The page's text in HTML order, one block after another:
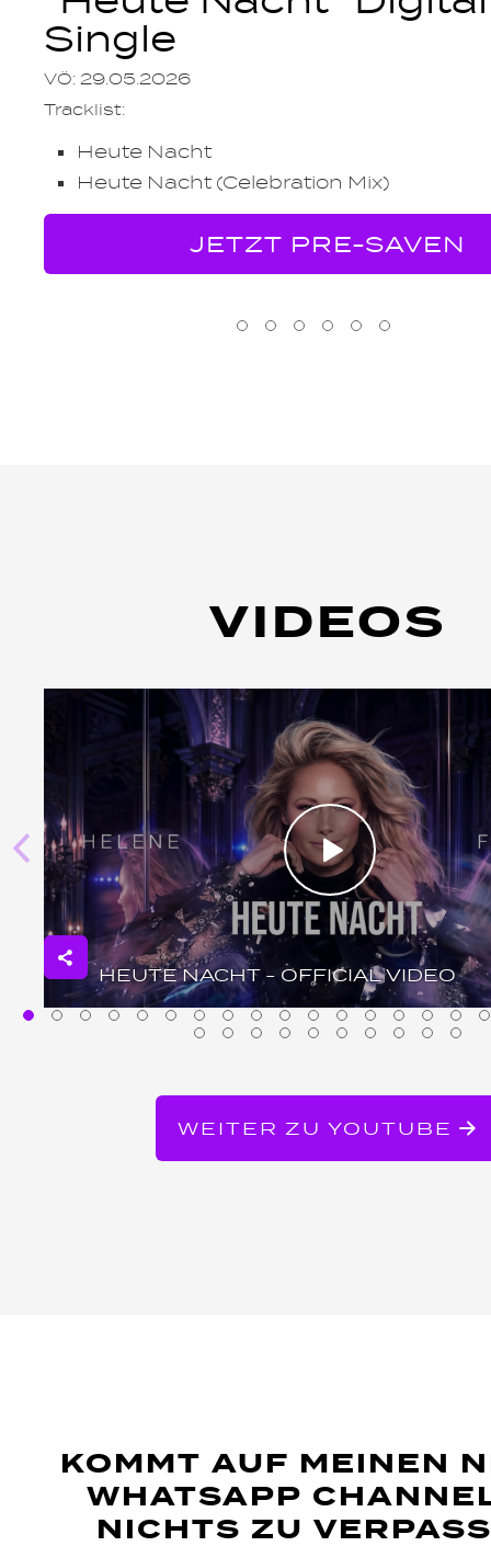
Single
VÖ: 29.05.2026
Tracklist:
Heute Nacht
Heute Nacht (Celebration Mix)
JETZT PRE-SAVEN
VIDEOS
HEUTE NACHT - OFFICIAL VIDEO
WEITER ZU YOUTUBE
KOMMT AUF MEINEN
WHATSAPP
NICHTS ZU